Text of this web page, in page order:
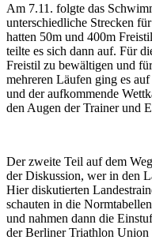
Am 7.11. folgte das
unterschiedliche Strecken
hatten 50m und 400m
teilte es sich dann auf. Für
Freistil zu bewältigen und
mehreren Läufen ging es
und der aufkommende
den Augen der Trainer und
Der zweite Teil auf dem
der Diskussion, wer in den
Hier diskutierten
schauten in die
und nahmen dann die
der Berliner Triathlon Union